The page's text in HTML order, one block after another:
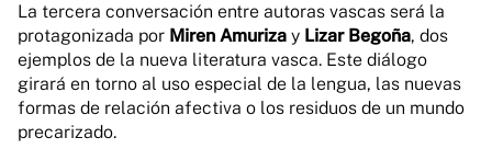
La tercera conversación entre autoras vascas será la
protagonizada por Miren Amuriza y Lizar Begoña, dos
ejemplos de la nueva literatura vasca. Este diálogo
girará en torno al uso especial de la lengua, las nuevas
formas de relación afectiva o los residuos de un mundo
precarizado.